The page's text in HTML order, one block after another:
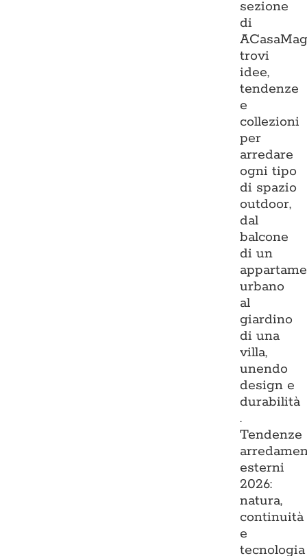
sezione
di
trovi
idee,
tendenze
e
collezioni
per
arredare
ogni tipo
di spazio
outdoor,
dal
balcone
di un
urbano
al
giardino
di una
villa,
unendo
design e
durabilità
.
Tendenze
esterni
2026:
natura,
continuità
e
tecnologia